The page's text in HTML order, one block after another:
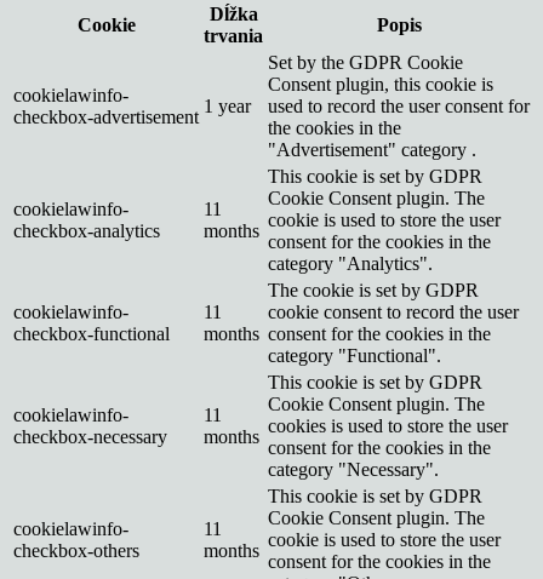
Cookie
Dĺžka
trvania
Popis
cookielawinfo-
checkbox-advertisement
1 year
Set by the GDPR Cookie
Consent plugin, this cookie is
used to record the user consent for
the cookies in the
"Advertisement" category .
cookielawinfo-
checkbox-analytics
11
months
This cookie is set by GDPR
Cookie Consent plugin. The
cookie is used to store the user
consent for the cookies in the
category "Analytics".
cookielawinfo-
checkbox-functional
11
months
The cookie is set by GDPR
cookie consent to record the user
consent for the cookies in the
category "Functional".
cookielawinfo-
checkbox-necessary
11
months
This cookie is set by GDPR
Cookie Consent plugin. The
cookies is used to store the user
consent for the cookies in the
category "Necessary".
cookielawinfo-
checkbox-others
11
months
This cookie is set by GDPR
Cookie Consent plugin. The
cookie is used to store the user
consent for the cookies in the